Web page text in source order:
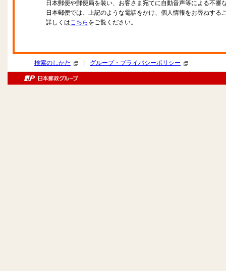
日本郵便や郵便局を装い、お客さま宛てに自動音声等による不審
日本郵便では、上記のような電話をかけ、個人情報をお尋ねする
詳しくはこちら をご覧ください。
検索のしかた グループ・プライバシーポリシー